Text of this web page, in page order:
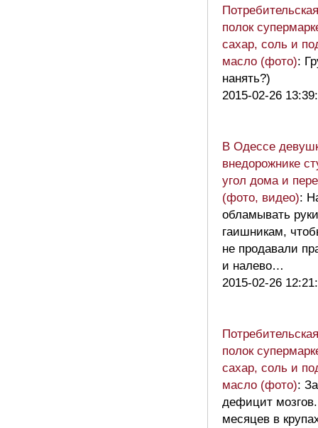
полок
сахар, соль и
масло (фото):
нанять?)
2015-02-26
В Одессе
внедорожнике
угол дома и
(фото, видео):
обламывать
гаишникам,
не продавали
и налево…
2015-02-26
полок
сахар, соль и
масло (фото):
дефицит
месяцев в